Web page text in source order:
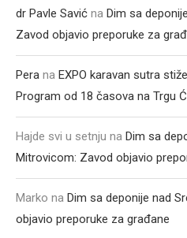
dr Pavle Savić na Dim sa
Zavod objavio preporuke za
Pera na EXPO karavan sutra
Program od 18 časova na Trgu
Hajde svi u setnju na Dim sa
Mitrovicom: Zavod objavio
Marko na Dim sa deponije nad
objavio preporuke za građane